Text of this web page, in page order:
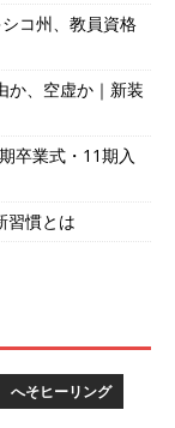
コ州、教員資格
か、空虚か｜新装
卒業式・11期入
習慣とは
へそヒーリング